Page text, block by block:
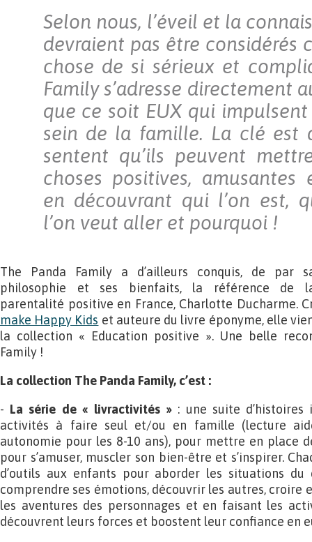
Selon nous, l’éveil et la
devraient pas être considérés
chose de si sérieux et
Family s’adresse directement
que ce soit EUX qui
sein de la famille. La clé est
sentent qu’ils peuvent
choses positives, amusantes
en découvrant qui l’on est,
l’on veut aller et pourquoi !
The Panda Family a d’ailleurs conquis, de par
philosophie et ses bienfaits, la référence de
parentalité positive en France, Charlotte Ducharme.
make Happy Kids et auteure du livre éponyme, elle
la collection « Education positive ». Une belle
Family !
La collection The Panda Family, c’est :
- La série de « livractivités » : une suite
activités à faire seul et/ou en famille (lecture
autonomie pour les 8-10 ans), pour mettre en place
pour s’amuser, muscler son bien-être et s’inspirer.
d’outils aux enfants pour aborder les situations du
comprendre ses émotions, découvrir les autres, croire
les aventures des personnages et en faisant les
découvrent leurs forces et boostent leur confiance en